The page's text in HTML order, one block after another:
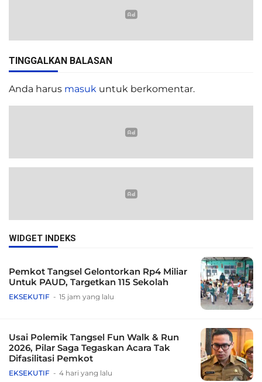
TINGGALKAN BALASAN
Anda harus masuk untuk berkomentar.
WIDGET INDEKS
Pemkot Tangsel Gelontorkan Rp4 Miliar
Untuk PAUD, Targetkan 115 Sekolah
EKSEKUTIF 15 jam yang lalu
Usai Polemik Tangsel Fun Walk & Run
2026, Pilar Saga Tegaskan Acara Tak
Difasilitasi Pemkot
EKSEKUTIF 4 hari yang lalu